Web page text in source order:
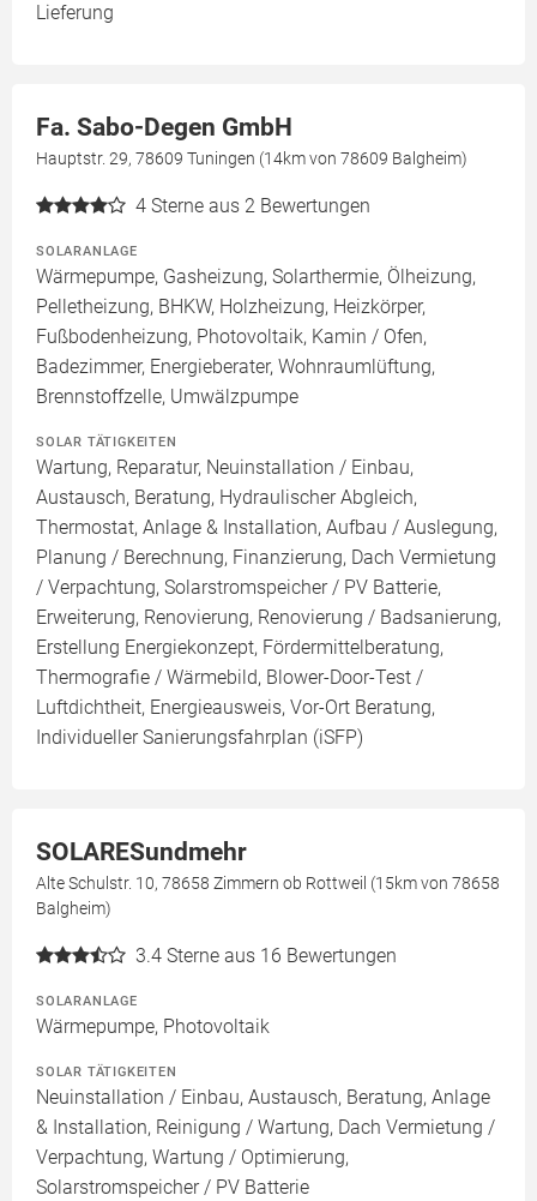
Lieferung
Fa. Sabo-Degen GmbH
Hauptstr. 29, 78609 Tuningen (14km von 78609 Balgheim)
4 Sterne aus 2 Bewertungen
SOLARANLAGE
Wärmepumpe, Gasheizung, Solarthermie, Ölheizung,
Pelletheizung, BHKW, Holzheizung, Heizkörper,
Fußbodenheizung, Photovoltaik, Kamin / Ofen,
Badezimmer, Energieberater, Wohnraumlüftung,
Brennstoffzelle, Umwälzpumpe
SOLAR TÄTIGKEITEN
Wartung, Reparatur, Neuinstallation / Einbau,
Austausch, Beratung, Hydraulischer Abgleich,
Thermostat, Anlage & Installation, Aufbau / Auslegung,
Planung / Berechnung, Finanzierung, Dach Vermietung
/ Verpachtung, Solarstromspeicher / PV Batterie,
Erweiterung, Renovierung, Renovierung / Badsanierung,
Erstellung Energiekonzept, Fördermittelberatung,
Thermografie / Wärmebild, Blower-Door-Test /
Luftdichtheit, Energieausweis, Vor-Ort Beratung,
Individueller Sanierungsfahrplan (iSFP)
SOLARESundmehr
Alte Schulstr. 10, 78658 Zimmern ob Rottweil (15km von 78658
Balgheim)
3.4 Sterne aus 16 Bewertungen
SOLARANLAGE
Wärmepumpe, Photovoltaik
SOLAR TÄTIGKEITEN
Neuinstallation / Einbau, Austausch, Beratung, Anlage
& Installation, Reinigung / Wartung, Dach Vermietung /
Verpachtung, Wartung / Optimierung,
Solarstromspeicher / PV Batterie